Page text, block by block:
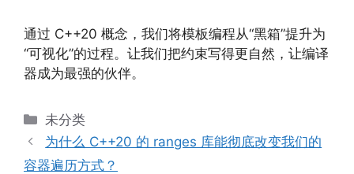
通过 C++20 概念，我们将模板编程从“黑箱”提升为
“可视化”的过程。让我们把约束写得更自然，让编译
器成为最强的伙伴。
分
类
未分类
为什么 C++20 的 ranges 库能彻底改变我们的
容器遍历方式？